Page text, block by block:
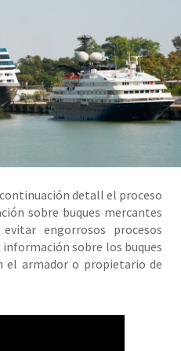
detall el proceso
sobre buques mercantes
engorrosos procesos
sobre los buques
el armador o propietario de